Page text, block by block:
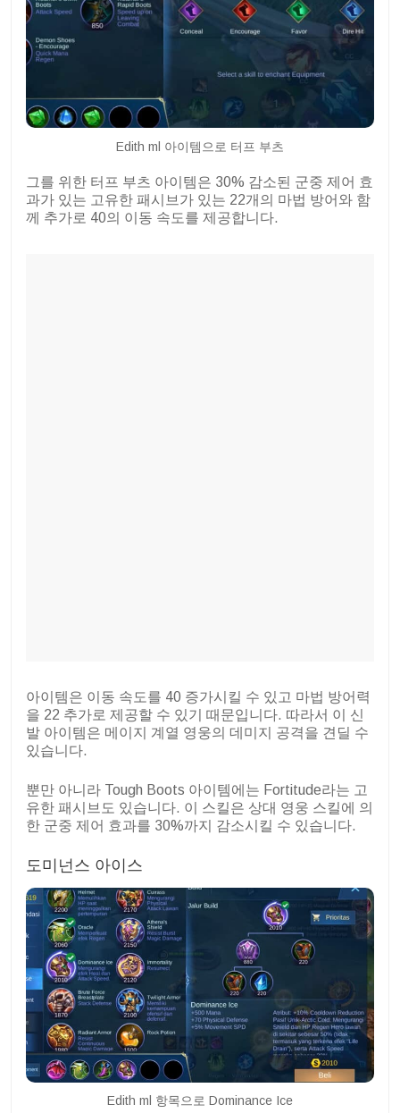
Edith ml 아이템으로 터프 부츠
그를 위한 터프 부츠 아이템은 30% 감소된 군중 제어 효
과가 있는 고유한 패시브가 있는 22개의 마법 방어와 함
께 추가로 40의 이동 속도를 제공합니다.
아이템은 이동 속도를 40 증가시킬 수 있고 마법 방어력
을 22 추가로 제공할 수 있기 때문입니다. 따라서 이 신
발 아이템은 메이지 계열 영웅의 데미지 공격을 견딜 수
있습니다.
뿐만 아니라 Tough Boots 아이템에는 Fortitude라는 고
유한 패시브도 있습니다. 이 스킬은 상대 영웅 스킬에 의
한 군중 제어 효과를 30%까지 감소시킬 수 있습니다.
도미넌스 아이스
Edith ml 항목으로 Dominance Ice